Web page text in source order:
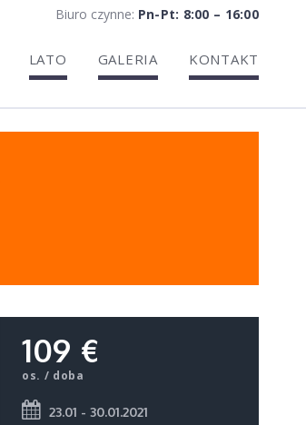
Biuro czynne: Pn-Pt: 8:00 – 16:00
LATO GALERIA KONTAKT
109 €
os. / doba
23.01 - 30.01.2021